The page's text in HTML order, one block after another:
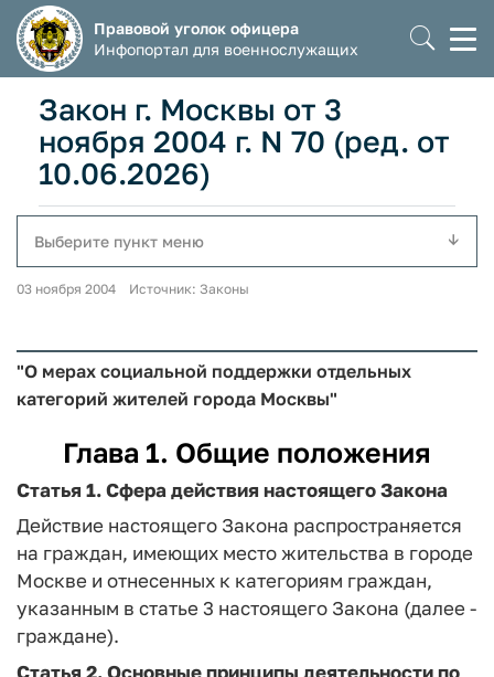
Правовой уголок офицера
Инфопортал для военнослужащих
Закон г. Москвы от 3
ноября 2004 г. N 70 (ред. от
10.06.2026)
Выберите пункт меню
03 ноября 2004 Источник: Законы
"О мерах социальной поддержки отдельных
категорий жителей города Москвы"
Глава 1. Общие положения
Статья 1. Сфера действия настоящего Закона
Действие настоящего Закона распространяется
на граждан, имеющих место жительства в городе
Москве и отнесенных к категориям граждан,
указанным в статье 3 настоящего Закона (далее -
граждане).
Статья 2. Основные принципы деятельности по